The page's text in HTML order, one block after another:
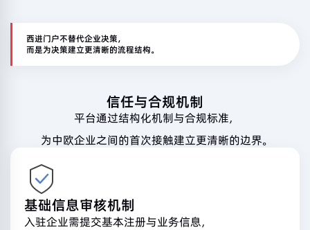
西进门户不替代企业决策，
而是为决策建立更清晰的流程结构。
信任与合规机制
平台通过结构化机制与合规标准，
为中欧企业之间的首次接触建立更清晰的边界。
基础信息审核机制
入驻企业需提交基本注册与业务信息，